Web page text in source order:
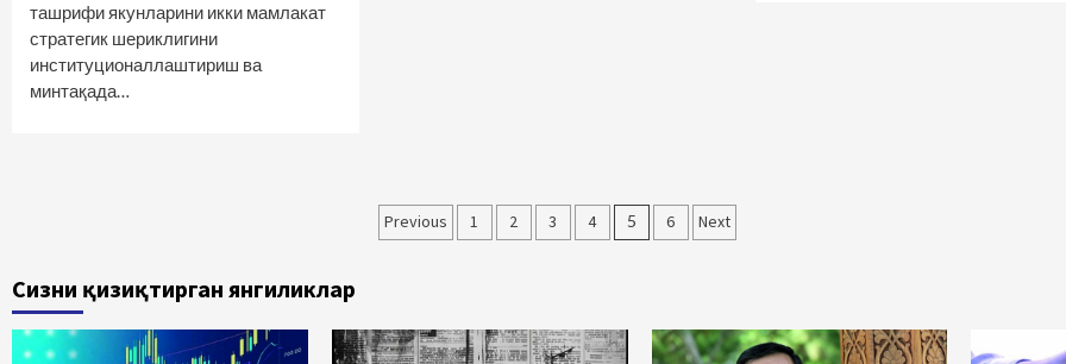
ташрифи якунларини икки мамлакат
стратегик шериклигини
институционаллаштириш ва
минтақада…
Maqolalar
Previous 1 2 3 4 5 6 Next
Сизни қизиқтирган янгиликлар